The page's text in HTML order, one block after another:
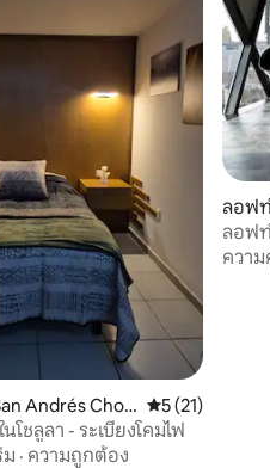
Andrés Cholu คะแนนเฉลี่ย 5 จ
5 (21)
ชลูลา - ระเบียงโคมไฟ
· ความถูกต้อง
ลอฟท์
ลอฟ
ปลอ
ควา